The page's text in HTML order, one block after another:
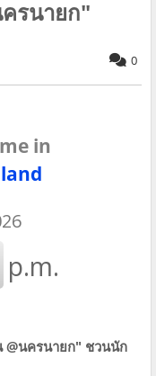
รนายก"
0
in
@นครนายก" ชวนนัก